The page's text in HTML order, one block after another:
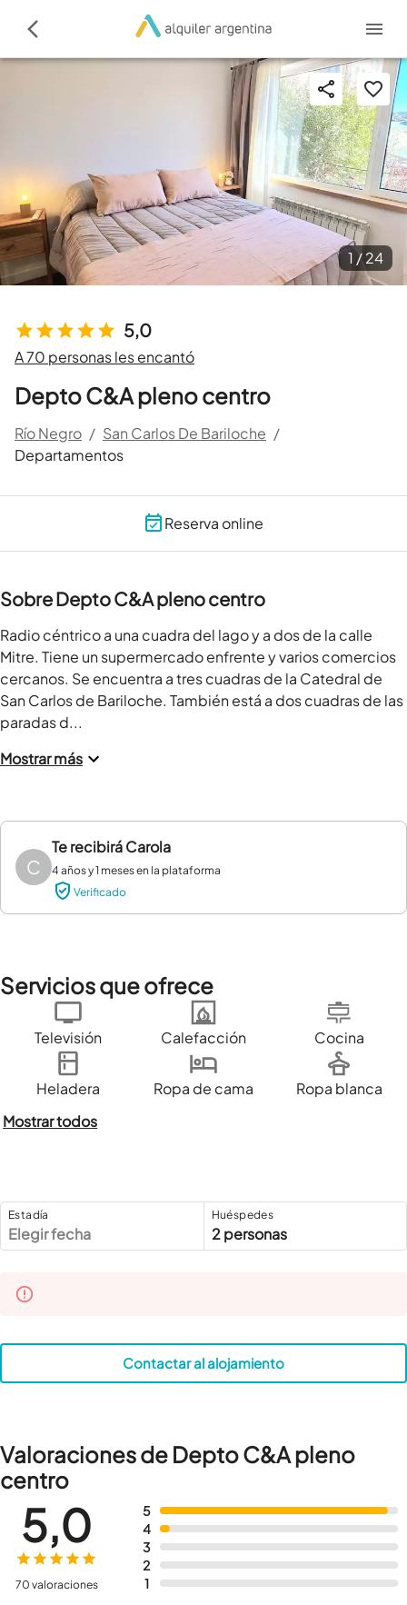
5,0
A 70 personas les encantó
Depto C&A pleno centro
Río Negro / San Carlos De Bariloche /
Departamentos
1 /24
Reserva online
Sobre Depto C&A pleno centro
Radio céntrico a una cuadra del lago y a dos de la calle
Mitre. Tiene un supermercado enfrente y varios comercios
cercanos. Se encuentra a tres cuadras de la Catedral de
San Carlos de Bariloche. También está a dos cuadras de las
paradas d...
Mostrar más
C
Te recibiráCarola
4 años y 1 meses en la plataforma
Verificado
Servicios que ofrece
Televisión Calefacción Cocina
Heladera Ropa de cama
Ropa blanca
Mostrar todos
Estadía
Elegir fecha
Huéspedes
2 personas
Contactar al alojamiento
Valoraciones de Depto C&A pleno
centro
5
4
3
2
1
5,0
70 valoraciones